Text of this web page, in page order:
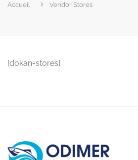
Accueil Vendor Stores
[dokan-stores]